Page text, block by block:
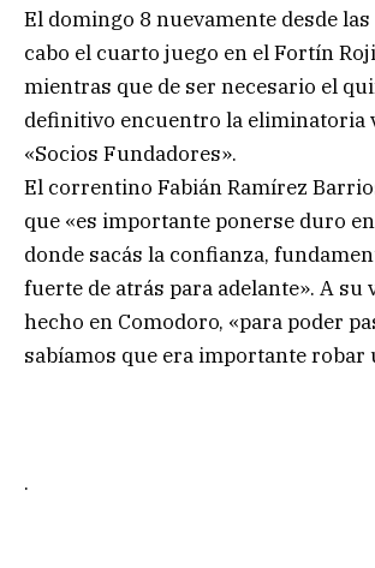
El domingo 8 nuevamente desde las
cabo el cuarto juego en el Fortín
mientras que de ser necesario el
definitivo encuentro la eliminatoria
«Socios Fundadores».
El correntino Fabián Ramírez
que «es importante ponerse duro
donde sacás la confianza,
fuerte de atrás para adelante». A su
hecho en Comodoro, «para poder
sabíamos que era importante robar
.